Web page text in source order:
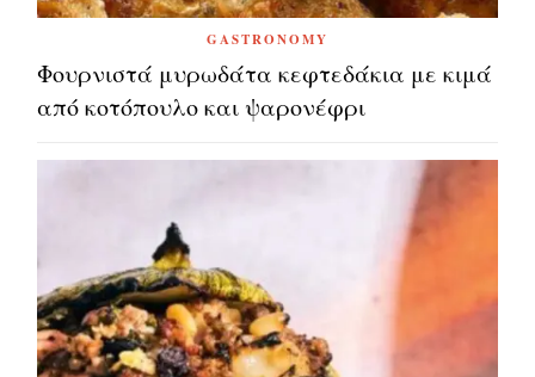
GASTRONOMY
Φουρνιστά μυρωδάτα κεφτεδάκια με κιμά
από κοτόπουλο και ψαρονέφρι